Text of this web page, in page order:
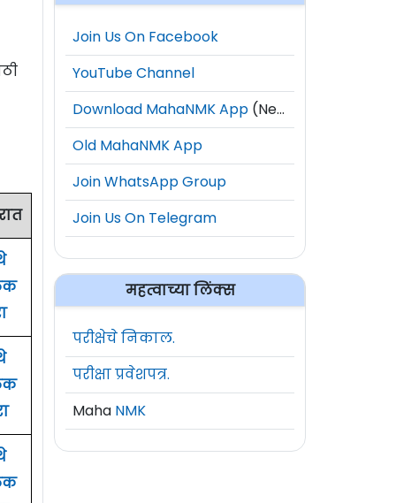
Join Us On Facebook
YouTube Channel
Download MahaNMK App (New)
Old MahaNMK App
Join WhatsApp Group
Join Us On Telegram
महत्वाच्या लिंक्स
परीक्षेचे निकाल.
परीक्षा प्रवेशपत्र.
Maha NMK